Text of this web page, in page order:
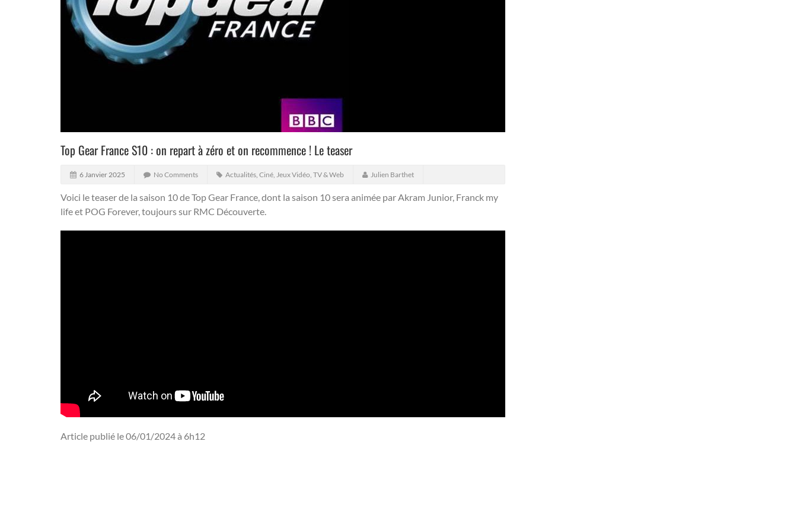
Top Gear France S10 : on repart à zéro et on recommence ! Le teaser
6 Janvier 2025 No Comments Actualités, Ciné, Jeux Vidéo, TV & Web Julien Barthet
Voici le teaser de la saison 10 de Top Gear France, dont la saison 10 sera animée par Akram Junior, Franck my
life et POG Forever, toujours sur RMC Découverte.
Article publié le 06/01/2024 à 6h12